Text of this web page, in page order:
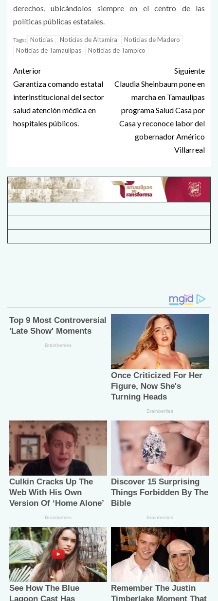
derechos, ubicándolos siempre en el centro de las
políticas públicas estatales.
Tags: Noticias Noticias de Altamira
Noticias de Madero
Noticias de Tamaulipas
Noticias de Tampico
Anterior
Garantiza comando estatal
interinstitucional del sector
salud atención médica en
hospitales públicos.
Siguiente
Claudia Sheinbaum pone en
marcha en Tamaulipas
programa Salud Casa por
Casa y reconoce labor del
gobernador Américo
Villarreal